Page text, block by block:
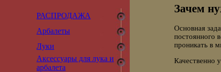
РАСПРОДАЖА
Арбалеты
Луки
Аксессуары для лука и
арбалета
Зачем
Основная
постоянного
проникать в
Качественно